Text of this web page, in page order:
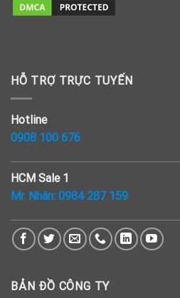
HỖ TRỢ TRỰC TUYẾN
Hotline
0908 100 676
HCM Sale 1
Mr. Nhân: 0984 287 159
BẢN ĐỒ CÔNG TY